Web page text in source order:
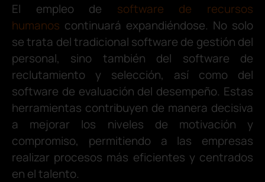
El empleo de software de recursos
humanos continuará expandiéndose. No solo
se trata del tradicional software de gestión del
personal, sino también del software de
reclutamiento y selección, así como del
software de evaluación del desempeño. Estas
herramientas contribuyen de manera decisiva
a mejorar los niveles de motivación y
compromiso, permitiendo a las empresas
realizar procesos más eficientes y centrados
en el talento.